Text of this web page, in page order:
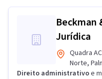
Beckman
Jurídica
Quadra
Norte,
Direito administrativoe